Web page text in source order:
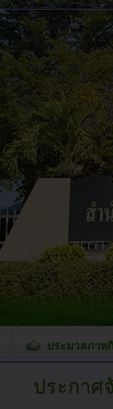
ประมวลภาพ
ประกาศ